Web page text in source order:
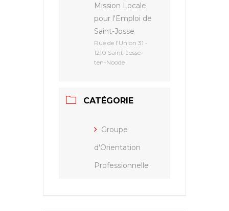
Mission Locale
pour l'Emploi de
Saint-Josse
Rue de l'Union 31 -
1210 Saint-Josse-
ten-Noode
CATÉGORIE
Groupe
d'Orientation
Professionnelle